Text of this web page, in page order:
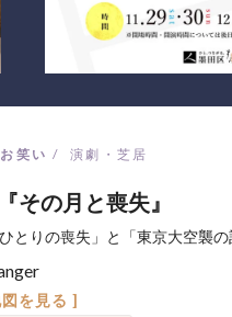
笑い 演劇・芝居
その月と喪失』
ひとりの喪失」と「東京大空襲
を見る ]